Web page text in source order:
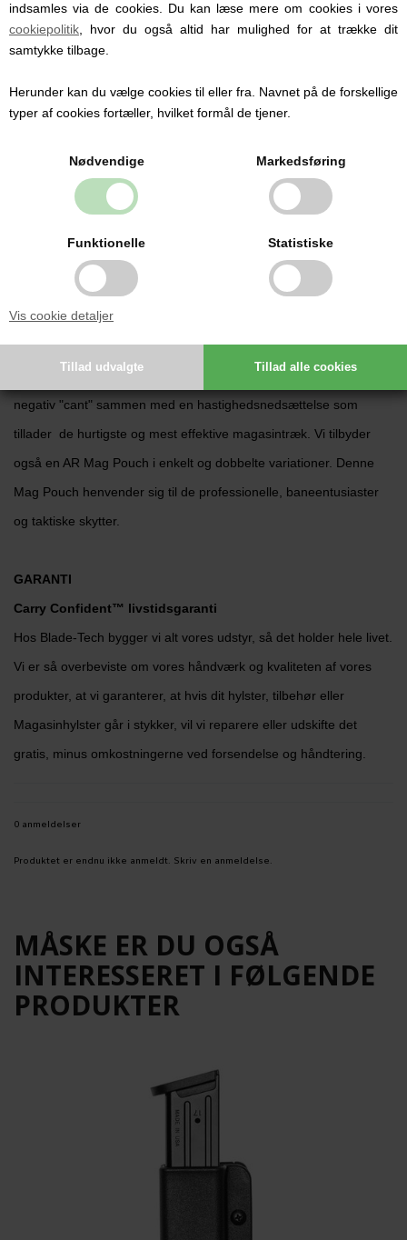
indsamles via de cookies. Du kan læse mere om cookies i vores
cookiepolitik , hvor du også altid har mulighed for at trække dit
samtykke tilbage.
Herunder kan du vælge cookies til eller fra. Navnet på de forskellige
typer af cookies fortæller, hvilket formål de tjener.
Nødvendige Markedsføring
Funktionelle Statistiske
Vis cookie detaljer
montagemuligheder.
Vores Mag Pouches er lavet i U.S.A. med høj styrke,
varmebestandig polymer. Det betyder, at hver
tusindvis af magasinskift. Vores signatur Mag Pouch er en god
mulighed for en lang række scenarier fra banedage til
til nemme til- og framonteringer.
For de konkurrencedygtige skytter og en række professionelle
skabte vi Signature Mag Pouch Pro. Vi har designet Signature
Mag Pouch Pro der er rigeligt justerbare med 60 graders
negativ "cant" sammen med en hastighedsnedsættelse som
tillader de hurtigste og mest effektive magasintræk. Vi tilbyder
også en AR Mag Pouch i enkelt og dobbelte variationer. Denne
Mag Pouch henvender sig til de professionelle, baneentusiaster
og taktiske skytter.
GARANTI
Carry Confident™ livstidsgaranti
Hos Blade-Tech bygger vi alt vores udstyr, så det holder hele livet.
Vi er så overbeviste om vores håndværk og kvaliteten af vores
produkter, at vi garanterer, at hvis dit hylster, tilbehør eller
Magasinhylster går i stykker, vil vi reparere eller udskifte det
gratis, minus omkostningerne ved forsendelse og håndtering.
0 anmeldelser
Produktet er endnu ikke anmeldt. Skriv en anmeldelse.
MÅSKE ER DU OGSÅ
INTERESSERET I FØLGENDE
PRODUKTER